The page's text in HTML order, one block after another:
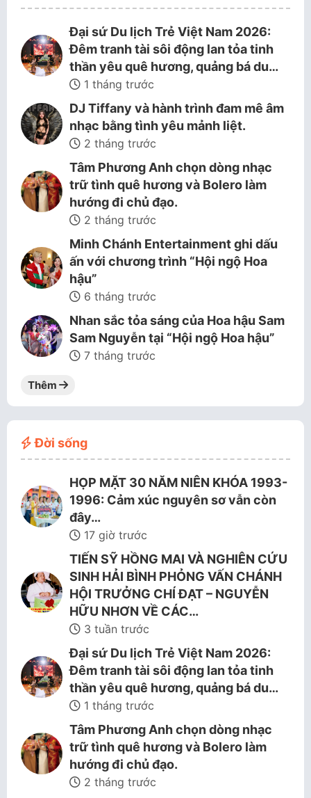
Đại sứ Du lịch Trẻ Việt Nam 2026:
Đêm tranh tài sôi động lan tỏa tinh
thần yêu quê hương, quảng bá du…
1 tháng trước
DJ Tiffany và hành trình đam mê âm
nhạc bằng tình yêu mảnh liệt.
2 tháng trước
Tâm Phương Anh chọn dòng nhạc
trữ tình quê hương và Bolero làm
hướng đi chủ đạo.
2 tháng trước
Minh Chánh Entertainment ghi dấu
ấn với chương trình “Hội ngộ Hoa
hậu”
6 tháng trước
Nhan sắc tỏa sáng của Hoa hậu Sam
Sam Nguyễn tại “Hội ngộ Hoa hậu”
7 tháng trước
Thêm
Đời sống
HỌP MẶT 30 NĂM NIÊN KHÓA 1993-
1996: Cảm xúc nguyên sơ vẫn còn
đây…
17 giờ trước
TIẾN SỸ HỒNG MAI VÀ NGHIÊN CỨU
SINH HẢI BÌNH PHỎNG VẤN CHÁNH
HỘI TRƯỞNG CHÍ ĐẠT – NGUYỄN
HỮU NHƠN VỀ CÁC…
3 tuần trước
Đại sứ Du lịch Trẻ Việt Nam 2026:
Đêm tranh tài sôi động lan tỏa tinh
thần yêu quê hương, quảng bá du…
1 tháng trước
Tâm Phương Anh chọn dòng nhạc
trữ tình quê hương và Bolero làm
hướng đi chủ đạo.
2 tháng trước